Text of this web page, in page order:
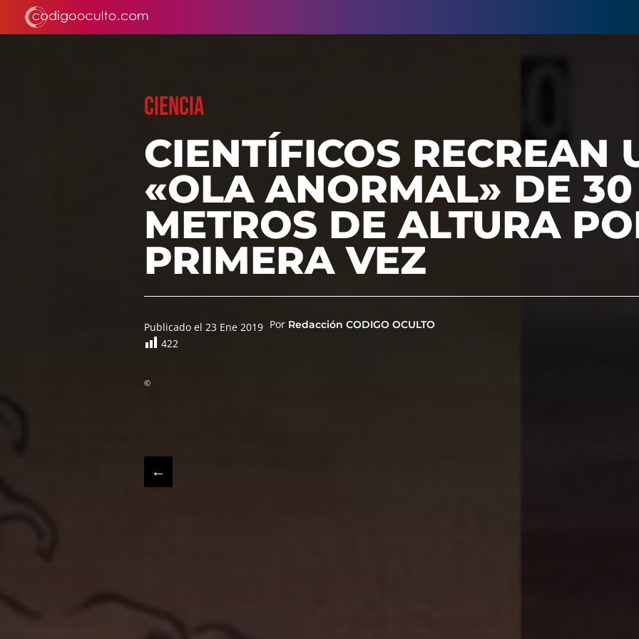
CIENCIA
CIENTÍFICOS RECREAN
«OLA ANORMAL» DE 30
METROS DE ALTURA
PRIMERA VEZ
Publicado el 23 Ene 2019 Por Redacción CODIGO OCULTO
422
©
←